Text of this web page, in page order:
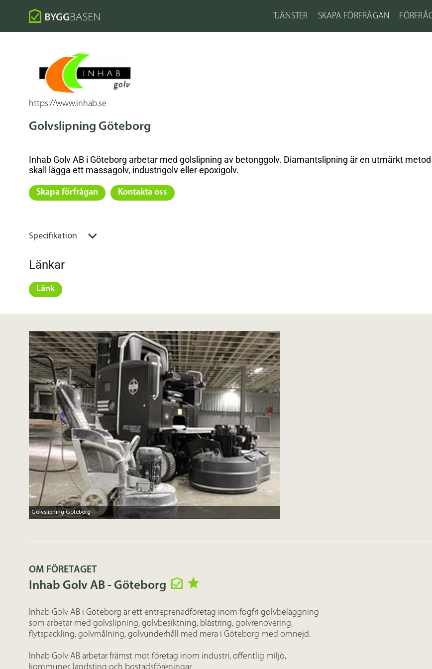
TJÄNSTER SKAPA FÖRFRÅGAN
https://www.inhab.se
Golvslipning Göteborg
Inhab Golv AB i Göteborg arbetar med golslipning av betonggolv. Diamantslipning är en utmärkt
skall lägga ett massagolv, industrigolv eller epoxigolv.
Skapa förfrågan Kontakta oss
Specifikation
Länkar
Länk
Golvslipning Göteborg
OM FÖRETAGET
Inhab Golv AB - Göteborg
Inhab Golv AB i Göteborg är ett entreprenadföretag inom fogfri golvbeläggning
som arbetar med golvslipning, golvbesiktning, blästring, golvrenovering,
flytspackling, golvmålning, golvunderhåll med mera i Göteborg med omnejd.
Inhab Golv AB arbetar främst mot företag inom industri, offentlig miljö,